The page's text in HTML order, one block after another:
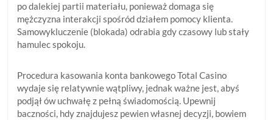
po dalekiej partii materiału, ponieważ domaga się
mężczyzna interakcji spośród działem pomocy klienta.
Samowykluczenie (blokada) odrabia gdy czasowy lub stały
hamulec spokoju.
Procedura kasowania konta bankowego Total Casino
wydaje się relatywnie wątpliwy, jednak ważne jest, abyś
podjął ów uchwałę z pełną świadomością. Upewnij
baczności, hdy znajdujesz pewien własnej decyzji, bowiem